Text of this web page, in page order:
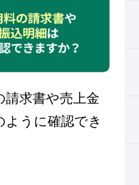
請求書や売上金
ように確認でき